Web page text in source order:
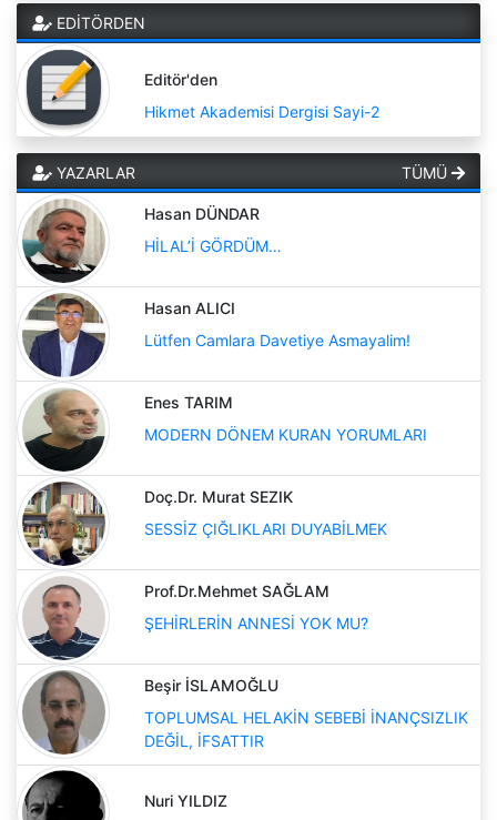
EDİTÖRDEN
Editör'den
Hikmet Akademisi Dergisi Sayi-2
YAZARLAR TÜMÜ
Hasan DÜNDAR
HİLAL’İ GÖRDÜM…
Hasan ALICI
Lütfen Camlara Davetiye Asmayalim!
Enes TARIM
MODERN DÖNEM KURAN YORUMLARI
Doç.Dr. Murat SEZIK
SESSİZ ÇIĞLIKLARI DUYABİLMEK
Prof.Dr.Mehmet SAĞLAM
ŞEHİRLERİN ANNESİ YOK MU?
Beşir İSLAMOĞLU
TOPLUMSAL HELAKİN SEBEBİ İNANÇSIZLIK
DEĞİL, İFSATTIR
Nuri YILDIZ